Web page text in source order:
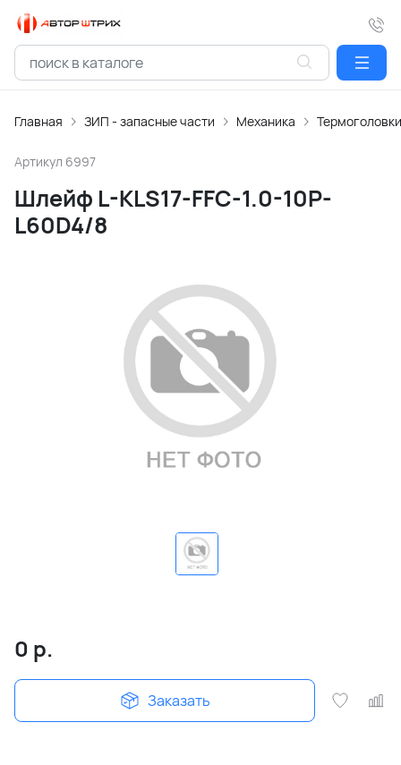
Главная ЗИП - запасные части Механика Термоголовки
Артикул 6997
Шлейф L-KLS17-FFC-1.0-10P-
L60D4/8
0 р.
Заказать